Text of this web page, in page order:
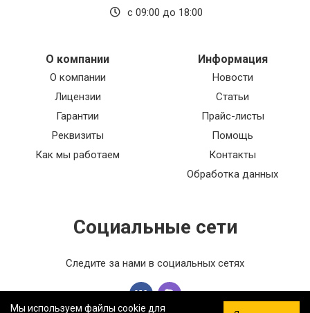
с 09:00 до 18:00
О компании
О компании
Лицензии
Гарантии
Реквизиты
Как мы работаем
Информация
Новости
Статьи
Прайс-листы
Помощь
Контакты
Обработка данных
Социальные сети
Следите за нами в социальных сетях
Мы используем файлы cookie для